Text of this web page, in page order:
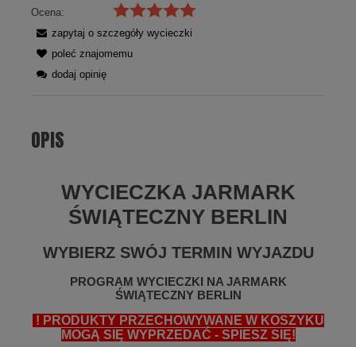
Ocena:
zapytaj o szczegóły wycieczki
poleć znajomemu
dodaj opinię
OPIS
WYCIECZKA JARMARK
ŚWIĄTECZNY BERLIN
WYBIERZ SWÓJ TERMIN WYJAZDU
PROGRAM WYCIECZKI NA JARMARK
ŚWIĄTECZNY BERLIN
! PRODUKTY PRZECHOWYWANE W KOSZYKU
MOGĄ SIĘ WYPRZEDAĆ - SPIESZ SIĘ!